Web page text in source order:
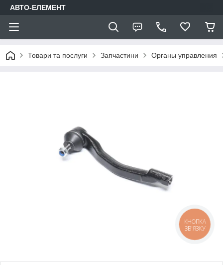
АВТО-ЕЛЕМЕНТ
Товари та послуги Запчастини Органы управления
КНОПКА
ЗВ'ЯЗКУ